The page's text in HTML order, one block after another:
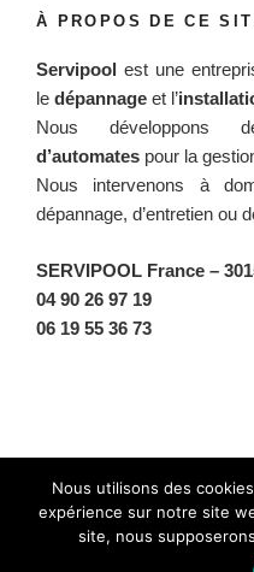
À PROPOS DE CE
Servipool est une
le dépannage et l’
Nous développons
d’automates pour la
Nous intervenons à
dépannage, d’entretien ou
SERVIPOOL France –
04 90 26 97 19
06 19 55 36 73
Fièrement propulsé par
Nous utilisons des
expérience sur notre site
site, nous